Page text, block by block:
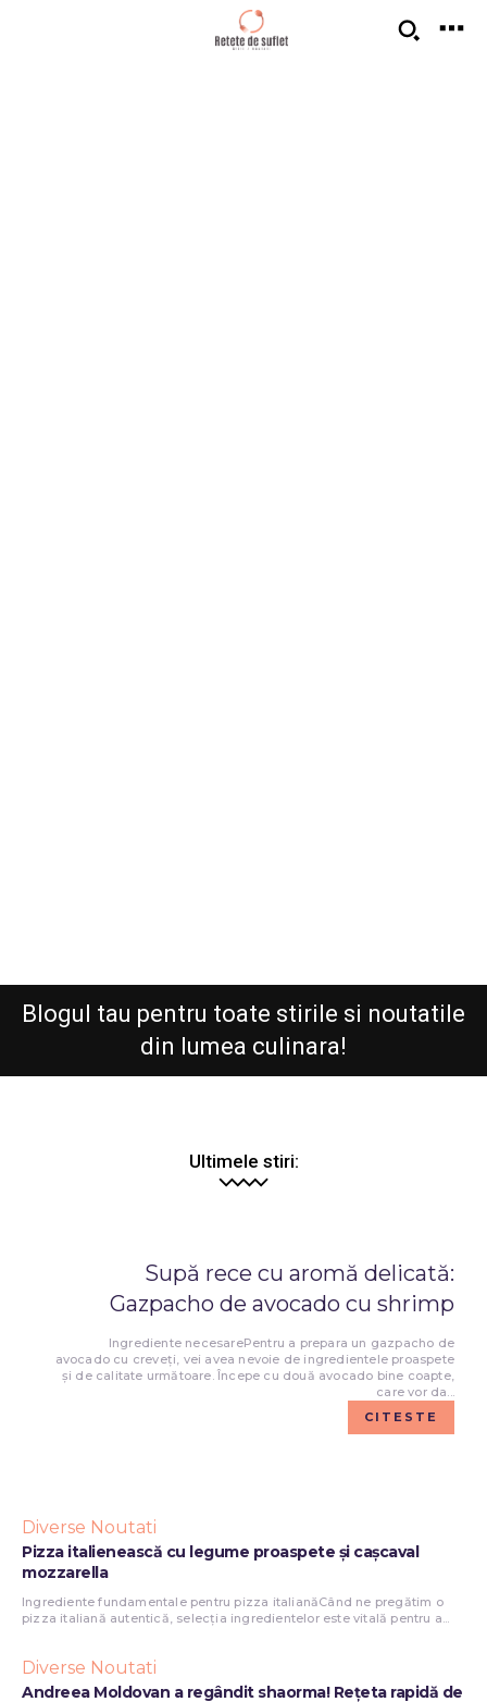
Blogul tau pentru toate stirile si noutatile
din lumea culinara!
Ultimele stiri:
Supă rece cu aromă delicată:
Gazpacho de avocado cu shrimp
Ingrediente necesarePentru a prepara un gazpacho de
avocado cu creveți, vei avea nevoie de ingredientele proaspete
și de calitate următoare. Începe cu două avocado bine coapte,
care vor da...
CITESTE
Diverse Noutati
Pizza italienească cu legume proaspete și cașcaval
mozzarella
Ingrediente fundamentale pentru pizza italianăCând ne pregătim o
pizza italiană autentică, selecția ingredientelor este vitală pentru a...
Diverse Noutati
Andreea Moldovan a regândit shaorma! Rețeta rapidă de